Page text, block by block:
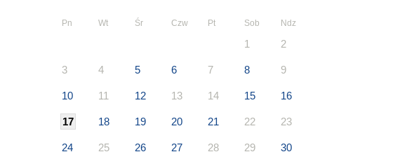
Pn Wt Śr Czw Pt Sob Ndz
1 2
3 4 5 6 7 8 9
10 11 12 13 14 15 16
17 18 19 20 21 22 23
24 25 26 27 28 29 30